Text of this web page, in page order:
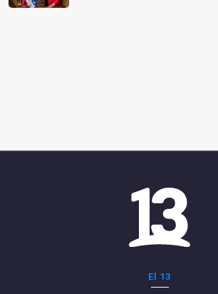
El 13